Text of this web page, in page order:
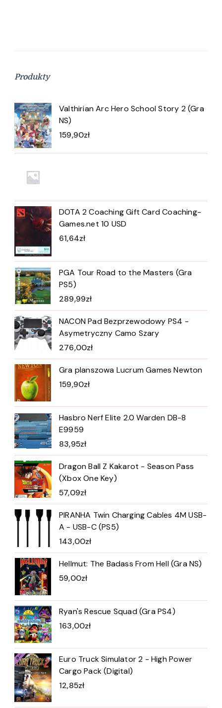
Produkty
Valthirian Arc Hero School Story 2 (Gra
NS)
159,90zł
DOTA 2 Coaching Gift Card Coaching-
Games.net 10 USD
61,64zł
PGA Tour Road to the Masters (Gra
PS5)
289,99zł
NACON Pad Bezprzewodowy PS4 -
Asymetryczny Camo Szary
276,00zł
Gra planszowa Lucrum Games Newton
159,90zł
Hasbro Nerf Elite 2.0 Warden DB-8
E9959
83,95zł
Dragon Ball Z Kakarot - Season Pass
(Xbox One Key)
57,09zł
PIRANHA Twin Charging Cables 4M USB-
A - USB-C (PS5)
143,00zł
Hellmut: The Badass From Hell (Gra NS)
59,00zł
Ryan's Rescue Squad (Gra PS4)
163,00zł
Euro Truck Simulator 2 - High Power
Cargo Pack (Digital)
12,85zł